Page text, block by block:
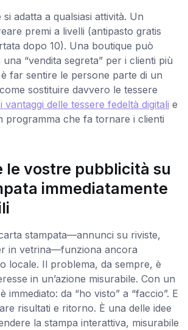
adatta a qualsiasi attività. Un
premi a livelli (antipasto gratis
dopo 10). Una boutique può
“vendita segreta” per i clienti più
è far sentire le persone parte di un
sostituire davvero le tessere
vantaggi delle tessere fedeltà digitali e
programma che fa tornare i clienti
le vostre pubblicità su
immediatamente
stampata—annunci su riviste,
in vetrina—funziona ancora
locale. Il problema, da sempre, è
in un’azione misurabile. Con un
immediato: da “ho visto” a “faccio”. E
risultati e ritorno. È una delle idee
la stampa interattiva, misurabile